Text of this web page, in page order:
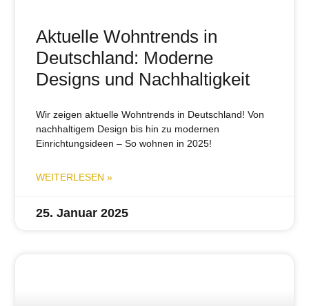
Aktuelle Wohntrends in
Deutschland: Moderne
Designs und Nachhaltigkeit
Wir zeigen aktuelle Wohntrends in Deutschland! Von
nachhaltigem Design bis hin zu modernen
Einrichtungsideen – So wohnen in 2025!
WEITERLESEN »
25. Januar 2025